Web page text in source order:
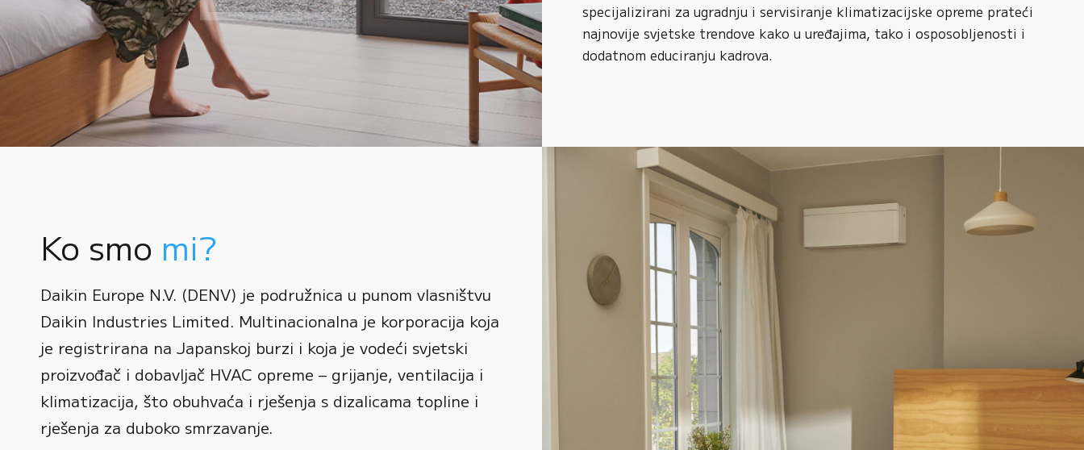
specijalizirani za ugradnju i servisiranje klimatizacijske opreme prateći
najnovije svjetske trendove kako u uređajima, tako i osposobljenosti i
dodatnom educiranju kadrova.
Ko smo mi?
Daikin Europe N.V. (DENV) je podružnica u punom vlasništvu
Daikin Industries Limited. Multinacionalna je korporacija koja
je registrirana na Japanskoj burzi i koja je vodeći svjetski
proizvođač i dobavljač HVAC opreme – grijanje, ventilacija i
klimatizacija, što obuhvaća i rješenja s dizalicama topline i
rješenja za duboko smrzavanje.
0
1
2
3
4
0
1
2
3
0
1
2
0